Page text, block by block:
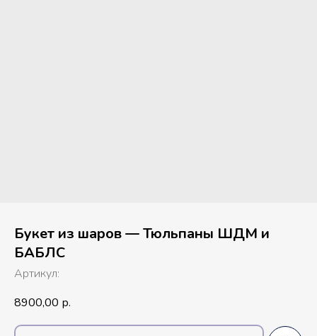
Букет из шаров — Тюльпаны ШДМ и
БАБЛС
Артикул:
8900,00 р.